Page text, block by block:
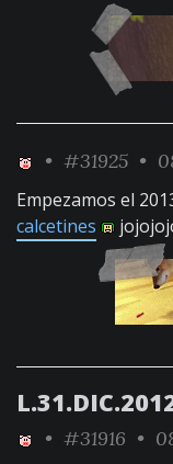
• #31925 •
Empezamos el
calcetines
• #31916 •